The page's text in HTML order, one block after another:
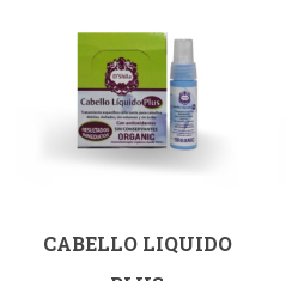
CABELLO LIQUIDO